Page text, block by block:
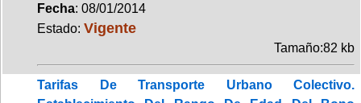
Fecha: 08/01/2014
Estado: Vigente
Tamaño:82 kb
Tarifas De Transporte Urbano Colectivo.